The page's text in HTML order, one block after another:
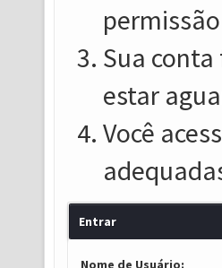
Sua
estar
Você
Entrar
Nome de Usuário: